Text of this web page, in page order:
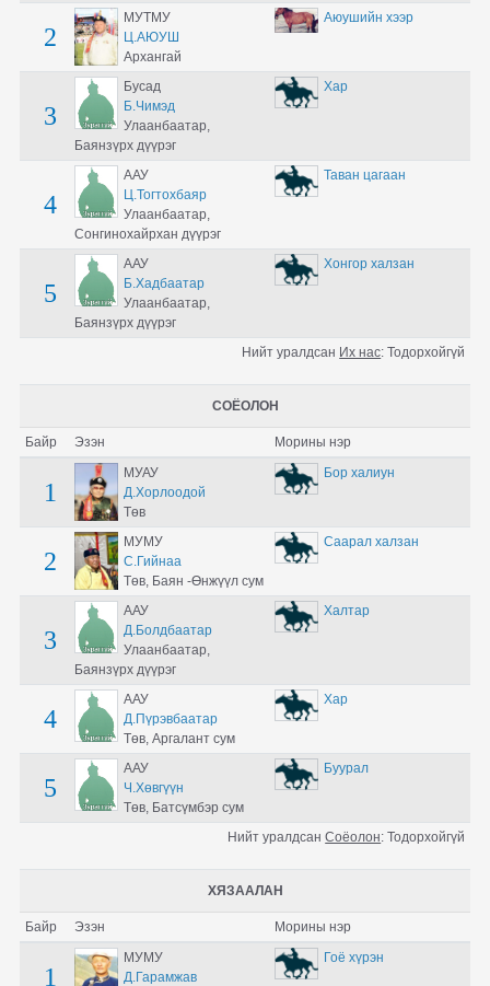
2
МУТМУ
Ц.АЮУШ
Архангай
Аюушийн хээр
3
Бусад
Б.Чимэд
Улаанбаатар,
Баянзүрх дүүрэг
Хар
4
ААУ
Ц.Тогтохбаяр
Улаанбаатар,
Сонгинохайрхан дүүрэг
Таван цагаан
5
ААУ
Б.Хадбаатар
Улаанбаатар,
Баянзүрх дүүрэг
Хонгор халзан
Нийт уралдсан Их нас:Тодорхойгүй
СОЁОЛОН
Байр Эзэн Морины нэр
1
МУАУ
Д.Хорлоодой
Төв
Бор халиун
2
МУМУ
С.Гийнаа
Төв, Баян -Өнжүүл сум
Саарал халзан
3
ААУ
Д.Болдбаатар
Улаанбаатар,
Баянзүрх дүүрэг
Халтар
4
ААУ
Д.Пүрэвбаатар
Төв, Аргалант сум
Хар
5
ААУ
Ч.Хөвгүүн
Төв, Батсүмбэр сум
Буурал
Нийт уралдсанСоёолон:Тодорхойгүй
ХЯЗААЛАН
Байр Эзэн Морины нэр
1
МУМУ
Д.Гарамжав
Гоё хүрэн